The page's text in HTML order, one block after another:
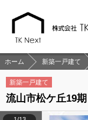
ホーム 新築一戸建て
新築一戸建て
流山市松ケ丘19
前回の履歴